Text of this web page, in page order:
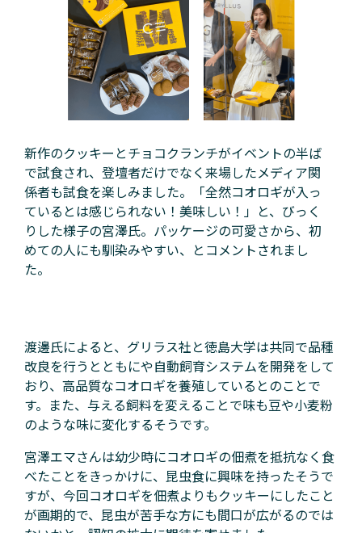
新作のクッキーとチョコクランチがイベントの半ば
で試食され、登壇者だけでなく来場したメディア関
係者も試食を楽しみました。「全然コオロギが入っ
ているとは感じられない！美味しい！」と、びっく
りした様子の宮澤氏。パッケージの可愛さから、初
めての人にも馴染みやすい、とコメントされまし
た。
渡邊氏によると、グリラス社と徳島大学は共同で品種
改良を行うとともにや自動飼育システムを開発をして
おり、高品質なコオロギを養殖しているとのことで
す。また、与える飼料を変えることで味も豆や小麦粉
のような味に変化するそうです。
宮澤エマさんは幼少時にコオロギの佃煮を抵抗なく食
べたことをきっかけに、昆虫食に興味を持ったそうで
すが、今回コオロギを佃煮よりもクッキーにしたこと
が画期的で、昆虫が苦手な方にも間口が広がるのでは